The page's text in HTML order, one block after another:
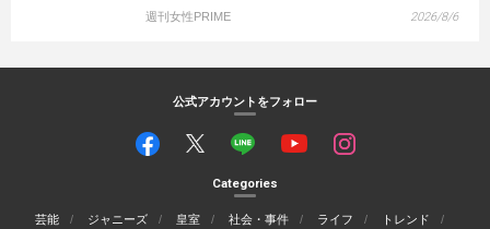
週刊女性PRIME 2026/8/6
公式アカウントをフォロー
Categories
芸能 ジャニーズ 皇室 社会・事件 ライフ
トレンド